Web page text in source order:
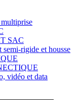
SAC
semi-rigide et housse
vidéo et data